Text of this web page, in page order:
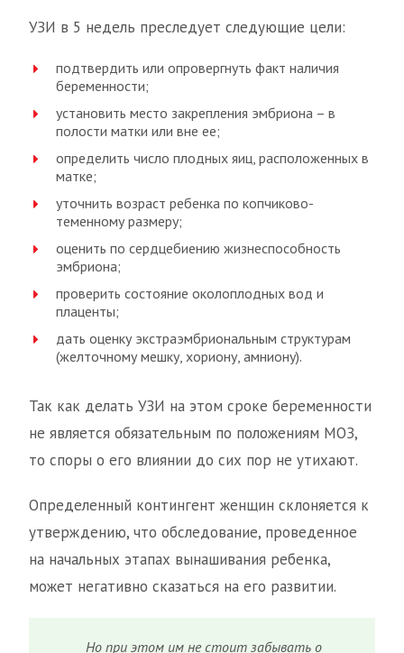
УЗИ в 5 недель преследует следующие цели:
подтвердить или опровергнуть факт наличия
беременности;
установить место закрепления эмбриона – в
полости матки или вне ее;
определить число плодных яиц, расположенных в
матке;
уточнить возраст ребенка по копчиково-
теменному размеру;
оценить по сердцебиению жизнеспособность
эмбриона;
проверить состояние околоплодных вод и
плаценты;
дать оценку экстраэмбриональным структурам
(желточному мешку, хориону, амниону).
Так как делать УЗИ на этом сроке беременности
не является обязательным по положениям МОЗ,
то споры о его влиянии до сих пор не утихают.
Определенный контингент женщин склоняется к
утверждению, что обследование, проведенное
на начальных этапах вынашивания ребенка,
может негативно сказаться на его развитии.
Но при этом им не стоит забывать о